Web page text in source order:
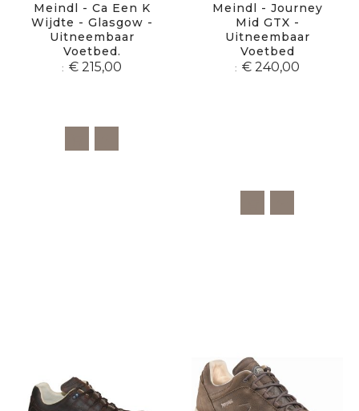
Meindl - Ca Een K
Wijdte - Glasgow -
Uitneembaar
Voetbed.
€ 215,00
Meindl - Journey
Mid GTX -
Uitneembaar
Voetbed
€ 240,00